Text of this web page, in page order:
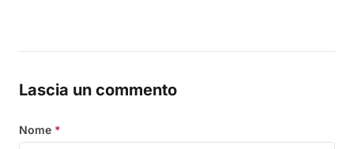
Lascia un commento
Nome *